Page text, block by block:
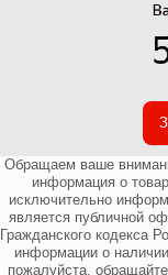
Обращаем ваше
информация о
исключительно
является публичной
Гражданского кодекса
информации о
пожалуйста,